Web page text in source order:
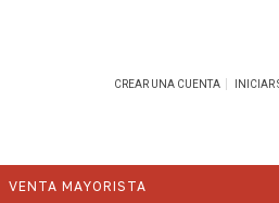
CREAR UNA CUENTA INICIAR
VENTA MAYORISTA